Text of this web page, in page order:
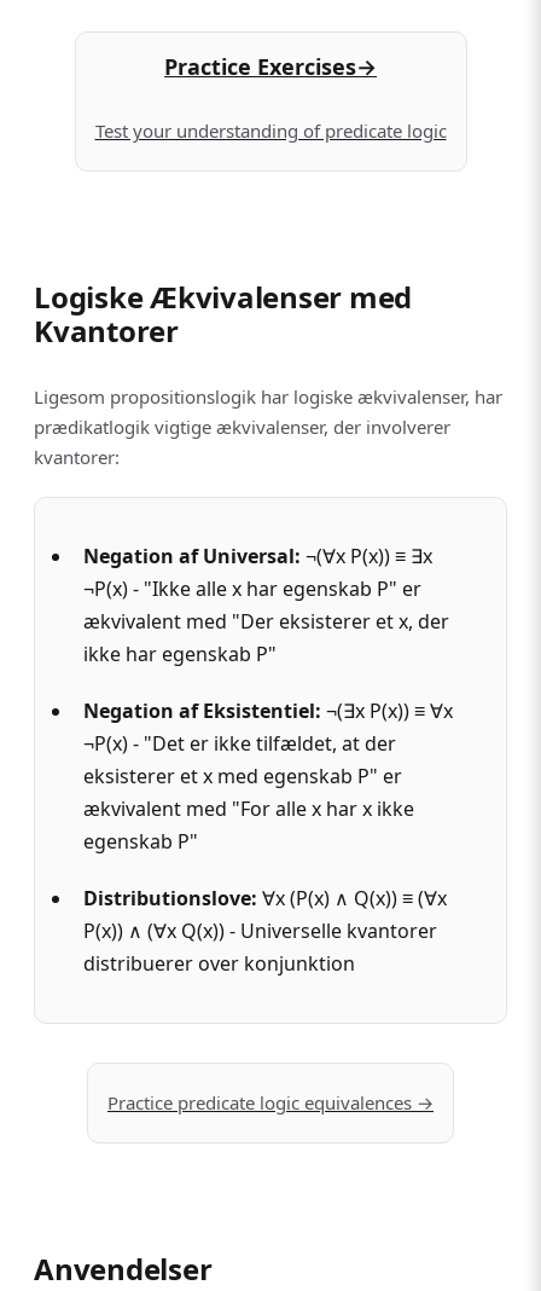
Practice Exercises→
Test your understanding of predicate logic
Logiske Ækvivalenser med
Kvantorer
Ligesom propositionslogik har logiske ækvivalenser, har
prædikatlogik vigtige ækvivalenser, der involverer
kvantorer:
Negation af Universal: ¬(∀x P(x)) ≡ ∃x
¬P(x) - "Ikke alle x har egenskab P" er
ækvivalent med "Der eksisterer et x, der
ikke har egenskab P"
Negation af Eksistentiel: ¬(∃x P(x)) ≡ ∀x
¬P(x) - "Det er ikke tilfældet, at der
eksisterer et x med egenskab P" er
ækvivalent med "For alle x har x ikke
egenskab P"
Distributionslove: ∀x (P(x) ∧ Q(x)) ≡ (∀x
P(x)) ∧ (∀x Q(x)) - Universelle kvantorer
distribuerer over konjunktion
Practice predicate logic equivalences →
Anvendelser